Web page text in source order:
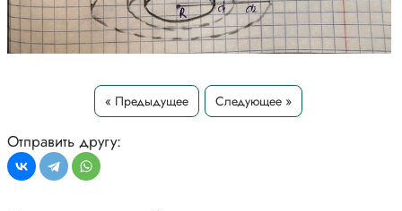
« Предыдущее Следующее »
Отправить другу: